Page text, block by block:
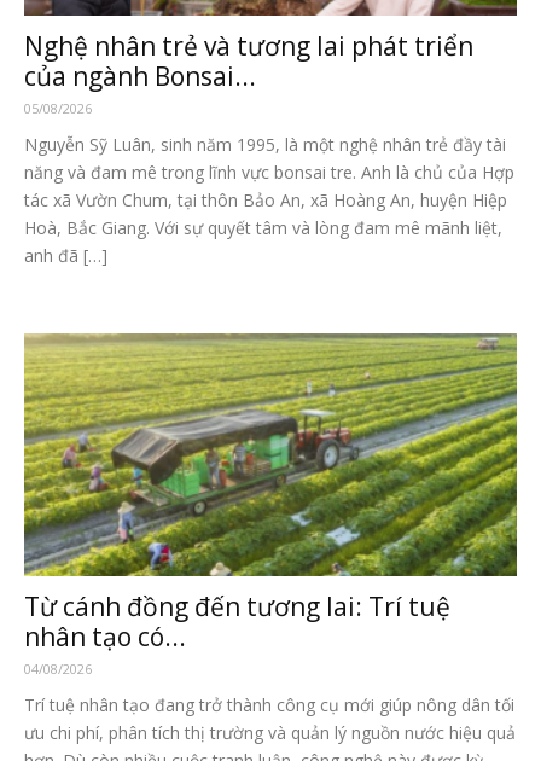
Nghệ nhân trẻ và tương lai phát triển
của ngành Bonsai...
05/08/2026
Nguyễn Sỹ Luân, sinh năm 1995, là một nghệ nhân trẻ đầy tài
năng và đam mê trong lĩnh vực bonsai tre. Anh là chủ của Hợp
tác xã Vườn Chum, tại thôn Bảo An, xã Hoàng An, huyện Hiệp
Hoà, Bắc Giang. Với sự quyết tâm và lòng đam mê mãnh liệt,
anh đã […]
Từ cánh đồng đến tương lai: Trí tuệ
nhân tạo có...
04/08/2026
Trí tuệ nhân tạo đang trở thành công cụ mới giúp nông dân tối
ưu chi phí, phân tích thị trường và quản lý nguồn nước hiệu quả